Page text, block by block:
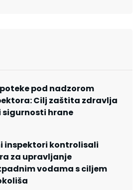
pod nadzorom
Cilj zaštita zdravlja
hrane
inspektori kontrolisali
za upravljanje
vodama s ciljem